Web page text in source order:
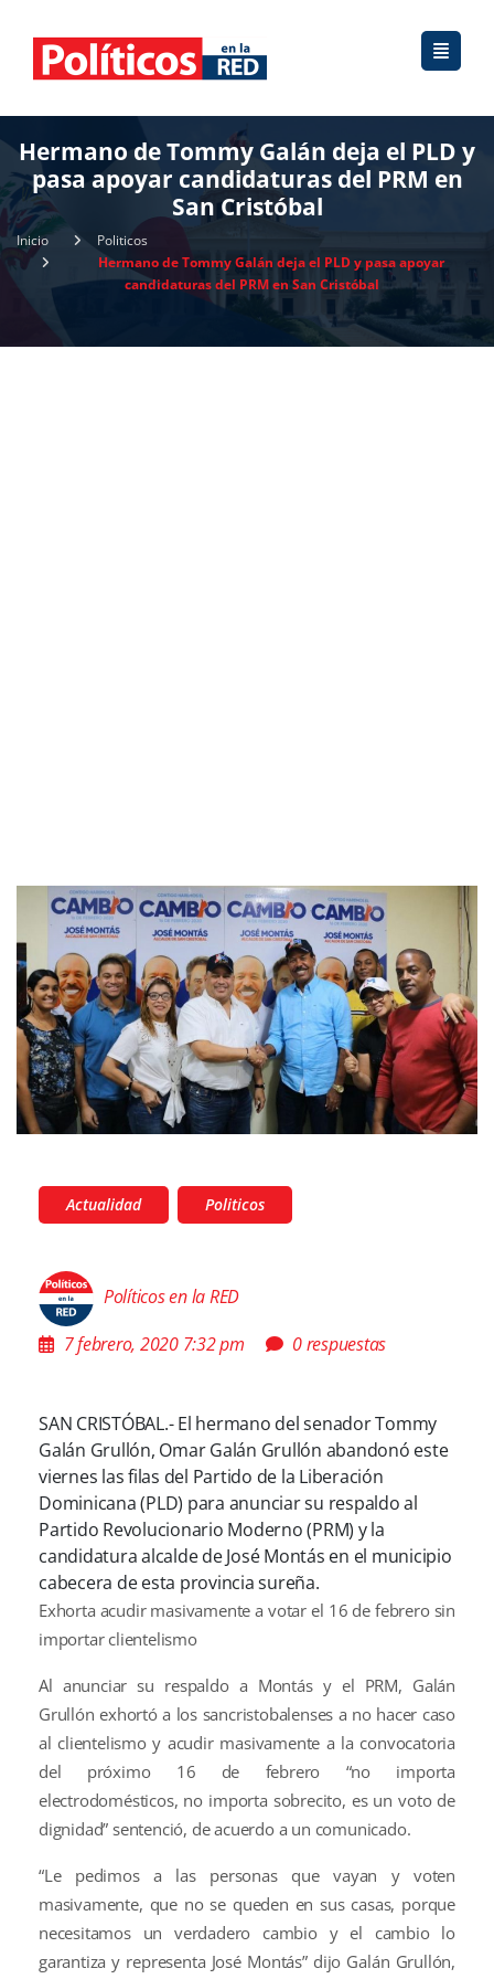
Hermano de Tommy Galán deja el PLD y
pasa apoyar candidaturas del PRM en
San Cristóbal
Inicio
Politicos
Hermano de Tommy Galán deja el PLD y pasa apoyar
candidaturas del PRM en San Cristóbal
Actualidad Politicos
Políticos en la RED
7 febrero, 2020 7:32 pm
0 respuestas
SAN CRISTÓBAL.- El hermano del senador Tommy
Galán Grullón, Omar Galán Grullón abandonó este
viernes las filas del Partido de la Liberación
Dominicana (PLD) para anunciar su respaldo al
Partido Revolucionario Moderno (PRM) y la
candidatura alcalde de José Montás en el municipio
cabecera de esta provincia sureña.
Exhorta acudir masivamente a votar el 16 de febrero sin
importar clientelismo
Al anunciar su respaldo a Montás y el PRM, Galán
Grullón exhortó a los sancristobalenses a no hacer caso
al clientelismo y acudir masivamente a la convocatoria
del próximo 16 de febrero “no importa
electrodomésticos, no importa sobrecito, es un voto de
dignidad” sentenció, de acuerdo a un comunicado.
“Le pedimos a las personas que vayan y voten
masivamente, que no se queden en sus casas, porque
necesitamos un verdadero cambio y el cambio lo
garantiza y representa José Montás” dijo Galán Grullón,